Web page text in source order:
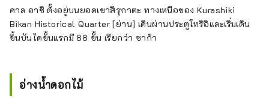
ศาล อาชิ ตั้งอยู่บนยอดเขาสึรุกาตะ ทางเหนือของ Kurashiki
Bikan Historical Quarter [ย่าน] เดินผ่านประตูโทริอิและเริ่มเดิน
ขึ้นบันไดขั้นแรกมี 88 ขั้น เรียกว่า ซาก้า
อ่างน้ำดอกไม้